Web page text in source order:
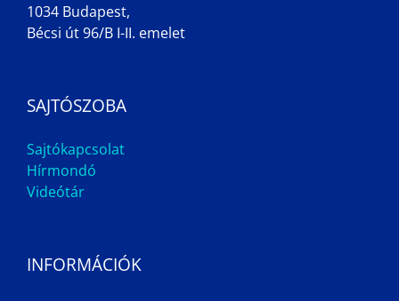
1034 Budapest,
Bécsi út 96/B I-II. emelet
SAJTÓSZOBA
Sajtókapcsolat
Hírmondó
Videótár
INFORMÁCIÓK